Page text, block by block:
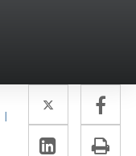
Twitter
Enlace
a
a
LinkedIn
Enlace